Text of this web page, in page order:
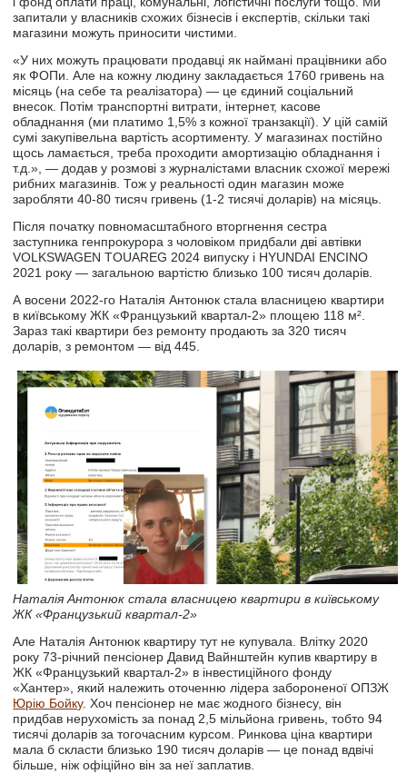
запитали у власників схожих бізнесів і експертів, скільки такі
магазини можуть приносити чистими.
«У них можуть працювати продавці як наймані працівники або
як ФОПи. Але на кожну людину закладається 1760 гривень на
місяць (на себе та реалізатора) — це єдиний соціальний
внесок. Потім транспортні витрати, інтернет, касове
обладнання (ми платимо 1,5% з кожної транзакції). У цій самій
сумі закупівельна вартість асортименту. У магазинах постійно
щось ламається, треба проходити амортизацію обладнання і
т.д.», — додав у розмові з журналістами власник схожої мережі
рибних магазинів. Тож у реальності один магазин може
заробляти 40-80 тисяч гривень (1-2 тисячі доларів) на місяць.
Після початку повномасштабного вторгнення сестра
заступника генпрокурора з чоловіком придбали дві автівки
VOLKSWAGEN TOUAREG 2024 випуску і HYUNDAI ENCINO
2021 року — загальною вартістю близько 100 тисяч доларів.
А восени 2022-го Наталія Антонюк стала власницею квартири
в київському ЖК «Французький квартал-2» площею 118 м².
Зараз такі квартири без ремонту продають за 320 тисяч
доларів, з ремонтом — від 445.
Наталія Антонюк стала власницею квартири в київському
ЖК «Французький квартал-2»
Але Наталія Антонюк квартиру тут не купувала. Влітку 2020
року 73-річний пенсіонер Давид Вайнштейн купив квартиру в
ЖК «Французький квартал-2» в інвестиційного фонду
«Хантер», який належить оточенню лідера забороненої ОПЗЖ
Юрію Бойку. Хоч пенсіонер не має жодного бізнесу, він
придбав нерухомість за понад 2,5 мільйона гривень, тобто 94
тисячі доларів за тогочасним курсом. Ринкова ціна квартири
мала б скласти близько 190 тисяч доларів — це понад вдвічі
більше, ніж офіційно він за неї заплатив.